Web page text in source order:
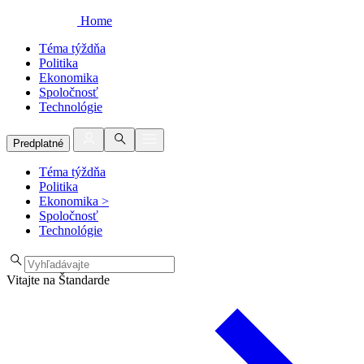
Home
Téma týždňa
Politika
Ekonomika
Spoločnosť
Technológie
Predplatné
Téma týždňa
Politika
Ekonomika >
Spoločnosť
Technológie
Vitajte na Štandarde